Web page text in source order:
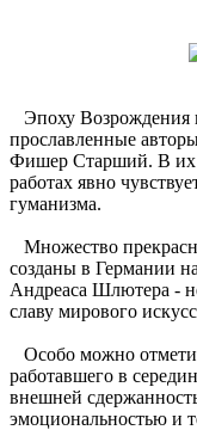
Эпоху Возрождения
прославленные
Фишер Старший. В их
работах явно
гуманизма.
Множество
созданы в Германии
Андреаса Шлютера -
славу мирового
Особо можно
работавшего в
внешней
эмоциональностью и